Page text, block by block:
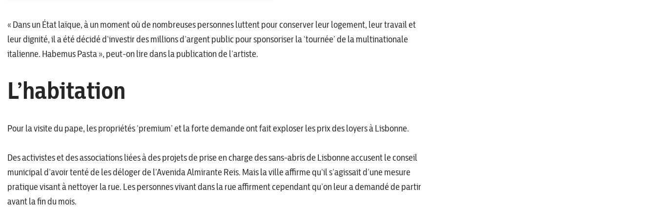
« Dans un État laïque, à un moment où de nombreuses personnes luttent pour conserver leur logement, leur travail et
leur dignité, il a été décidé d’investir des millions d’argent public pour sponsoriser la ‘tournée’ de la multinationale
italienne. Habemus Pasta », peut-on lire dans la publication de l’artiste.
L’habitation
Pour la visite du pape, les propriétés ‘premium’ et la forte demande ont fait exploser les prix des loyers à Lisbonne.
Des activistes et des associations liées à des projets de prise en charge des sans-abris de Lisbonne accusent le conseil
municipal d’avoir tenté de les déloger de l’Avenida Almirante Reis. Mais la ville affirme qu’il s’agissait d’une mesure
pratique visant à nettoyer la rue. Les personnes vivant dans la rue affirment cependant qu’on leur a demandé de partir
avant la fin du mois.